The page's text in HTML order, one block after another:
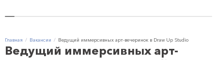
Главная Вакансии Ведущий иммерсивных арт-вечеринок в Draw Up Studio
Ведущий иммерсивных арт-